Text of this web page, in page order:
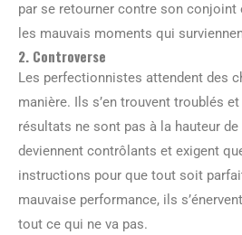
par se retourner contre son conjoint
les mauvais moments qui
2. Controverse
Les perfectionnistes attendent des
manière. Ils s’en trouvent troublés
résultats ne sont pas à la hauteur
deviennent contrôlants et exigent
instructions pour que tout soit
mauvaise performance, ils
tout ce qui ne va pas.